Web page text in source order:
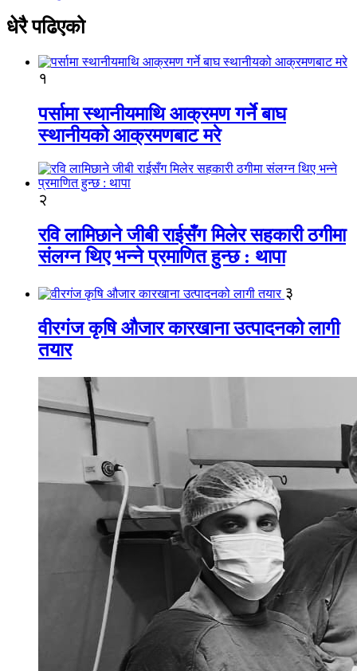
धेरै पढिएको
१
पर्सामा स्थानीयमाथि आक्रमण गर्ने बाघ
स्थानीयको आक्रमणबाट मरे
२
रवि लामिछाने जीबी राईसँग मिलेर सहकारी ठगीमा
संलग्न थिए भन्ने प्रमाणित हुन्छ : थापा
३
वीरगंज कृषि औजार कारखाना उत्पादनको लागी
तयार